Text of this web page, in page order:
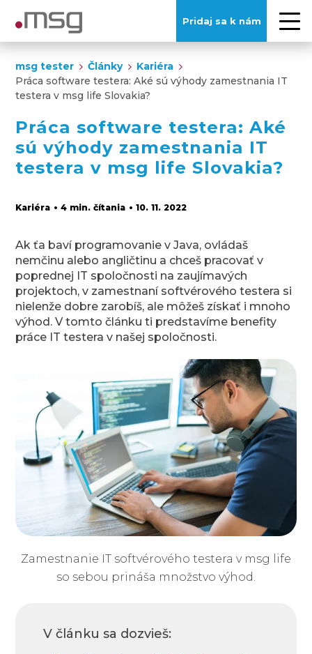
Pridaj sa k nám
msg tester Články
Kariéra
Práca software testera: Aké sú výhody zamestnania IT
testera v msg life Slovakia?
Práca software testera: Aké
sú výhody zamestnania IT
testera v msg life Slovakia?
Kariéra • 4 min. čítania • 10. 11. 2022
Ak ťa baví programovanie v Java, ovládaš
nemčinu alebo angličtinu a chceš pracovať v
poprednej IT spoločnosti na zaujímavých
projektoch, v zamestnaní softvérového testera si
nielenže dobre zarobíš, ale môžeš získať i mnoho
výhod. V tomto článku ti predstavíme benefity
práce IT testera v našej spoločnosti.
Zamestnanie IT softvérového testera v msg life
so sebou prináša množstvo výhod.
V článku sa dozvieš: